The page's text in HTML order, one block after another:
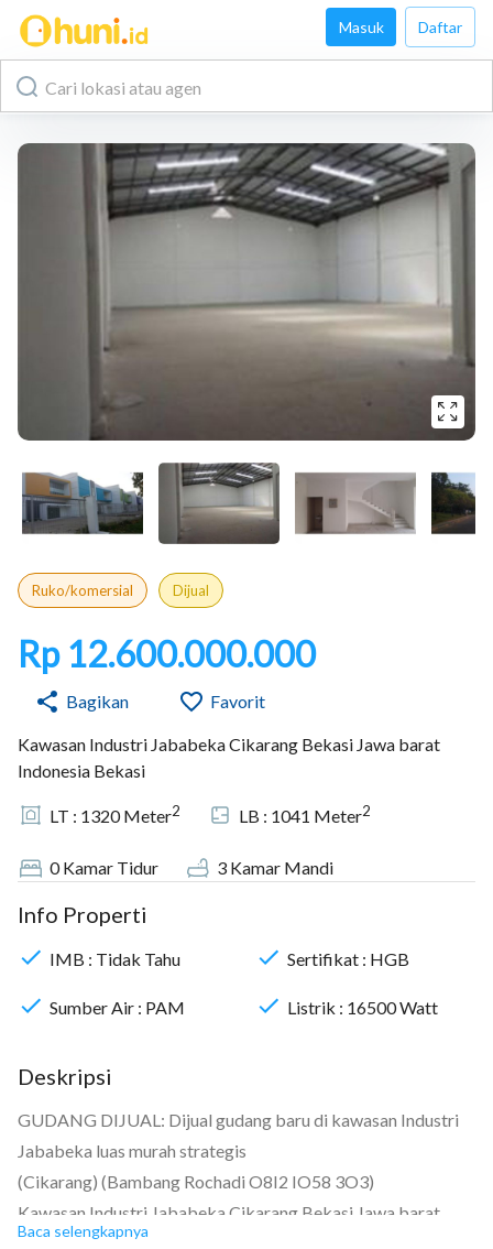
Masuk Daftar
Ruko/komersial Dijual
Rp 12.600.000.000
Bagikan Favorit
Kawasan Industri Jababeka Cikarang Bekasi Jawa barat
Indonesia Bekasi
LT : 1320Meter2 LB : 1041 Meter2
0Kamar Tidur 3 Kamar Mandi
Info Properti
IMB : Tidak Tahu Sertifikat : HGB
Sumber Air : PAM Listrik : 16500Watt
Deskripsi
GUDANG DIJUAL: Dijual gudang baru di kawasan Industri
Jababeka luas murah strategis
(Cikarang) (Bambang Rochadi O8I2 IO58 3O3)
Kawasan Industri Jababeka Cikarang Bekasi Jawa barat
Indonesia Bekasi Rp. 12.600.000.000 Sertifikat Hak Guna
Baca selengkapnya